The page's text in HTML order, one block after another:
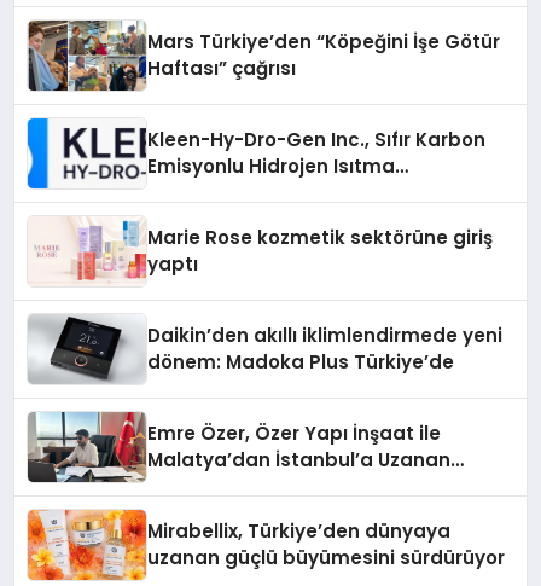
Mars Türkiye’den “Köpeğini İşe Götür
Haftası” çağrısı
Kleen-Hy-Dro-Gen Inc., Sıfır Karbon
Emisyonlu Hidrojen Isıtma
Marie Rose kozmetik sektörüne giriş
yaptı
Daikin’den akıllı iklimlendirmede yeni
dönem: Madoka Plus Türkiye’de
Emre Özer, Özer Yapı İnşaat ile
Malatya’dan İstanbul’a Uzanan
Mirabellix, Türkiye’den dünyaya
uzanan güçlü büyümesini sürdürüyor